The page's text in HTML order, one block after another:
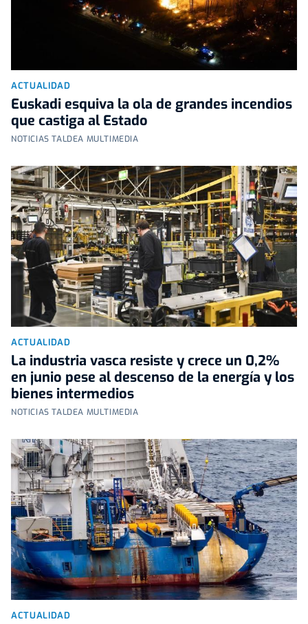
ACTUALIDAD
Euskadi esquiva la ola de grandes incendios
que castiga al Estado
NOTICIAS TALDEA MULTIMEDIA
ACTUALIDAD
La industria vasca resiste y crece un 0,2%
en junio pese al descenso de la energía y los
bienes intermedios
NOTICIAS TALDEA MULTIMEDIA
ACTUALIDAD